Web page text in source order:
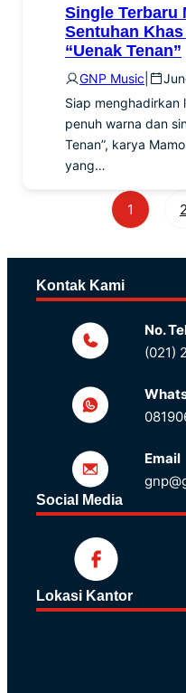
Single Terbaru
Sentuhan
“Uenak Tenan”
GNP Music
Siap menghadirkan
penuh warna dan
Tenan”, karya
yang…
1 2
Kontak Kami
No.
(021)
Email
Social Media
Lokasi Kantor